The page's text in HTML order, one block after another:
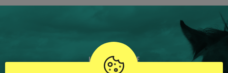
HINGSTAR ONLINE